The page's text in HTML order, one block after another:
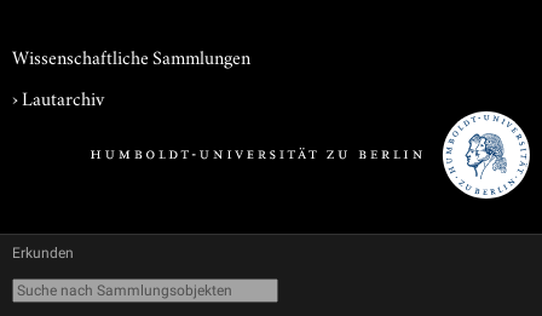
Wissenschaftliche Sammlungen
›Lautarchiv
Erkunden